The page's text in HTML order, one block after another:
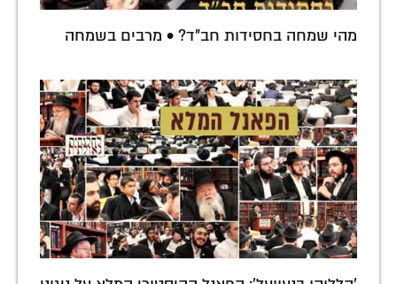
מהי שמחה בחסידות חב"ד? • מרבים בשמחה